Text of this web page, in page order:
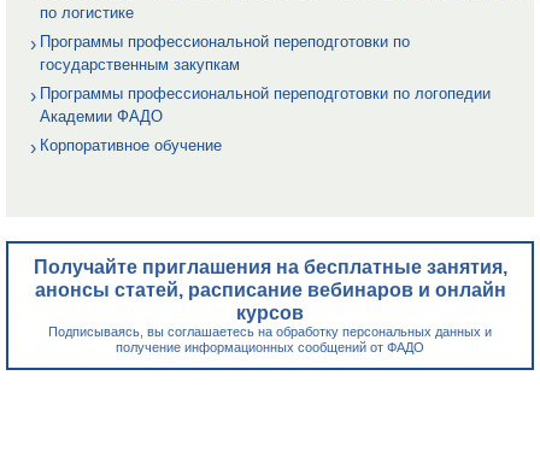
по логистике
Программы профессиональной переподготовки по
государственным закупкам
Программы профессиональной переподготовки по логопедии
Академии ФАДО
Корпоративное обучение
Получайте приглашения на бесплатные занятия,
анонсы статей, расписание вебинаров и онлайн
курсов
Подписываясь, вы соглашаетесь на обработку персональных данных и
получение информационных сообщений от ФАДО